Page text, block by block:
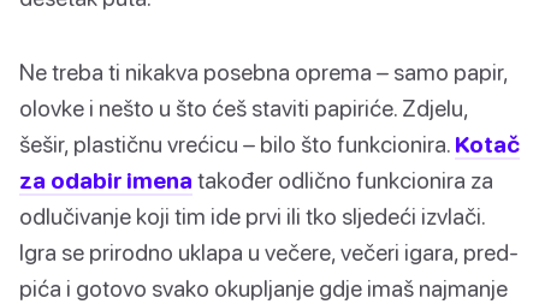
Ne treba ti nikakva posebna oprema – samo papir,
olovke i nešto u što ćeš staviti papiriće. Zdjelu,
šešir, plastičnu vrećicu – bilo što funkcionira. Kotač
za odabir imena također odlično funkcionira za
odlučivanje koji tim ide prvi ili tko sljedeći izvlači.
Igra se prirodno uklapa u večere, večeri igara, pred-
pića i gotovo svako okupljanje gdje imaš najmanje